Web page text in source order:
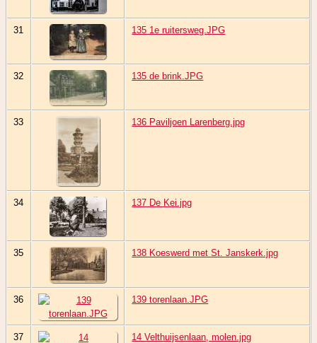
31 135 1e ruitersweg.JPG
32 135 de brink.JPG
33 136 Paviljoen Larenberg.jpg
34 137 De Kei.jpg
35 138 Koeswerd met St. Janskerk.jpg
36 139 torenlaan.JPG
37 14 Velthuijsenlaan, molen.jpg